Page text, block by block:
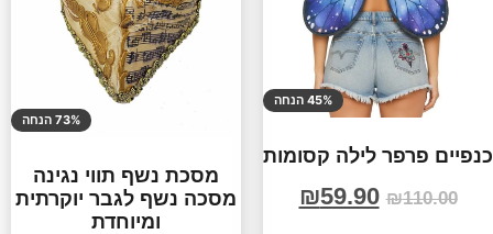
45% הנחה
כנפיים פרפר לילה קסומות
₪110.00
₪59.90
73% הנחה
מסכת נשף תווי נגינה
מסכה נשף לגבר יוקרתית
ומיוחדת